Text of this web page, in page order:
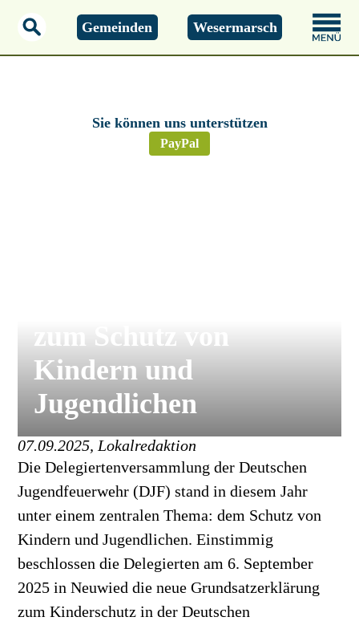
Gemeinden Wesermarsch
Sie können uns unterstützen
PayPal
Feuerwehren
zum Schutz von
Kindern und
Jugendlichen
07.09.2025, Lokalredaktion
Die Delegiertenversammlung der Deutschen
Jugendfeuerwehr (DJF) stand in diesem Jahr
unter einem zentralen Thema: dem Schutz von
Kindern und Jugendlichen. Einstimmig
beschlossen die Delegierten am 6. September
2025 in Neuwied die neue Grundsatzerklärung
zum Kinderschutz in der Deutschen